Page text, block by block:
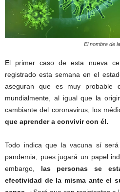
El nombre de
El primer caso de esta nueva
registrado esta semana en el
aseguran que es muy probable
mundialmente, al igual que la
cambiante del coronavirus, los
que aprender a convivir con él.
Todo indica que la vacuna sí
pandemia, pues jugará un papel
embargo, las personas se
efectividad de la misma ante el